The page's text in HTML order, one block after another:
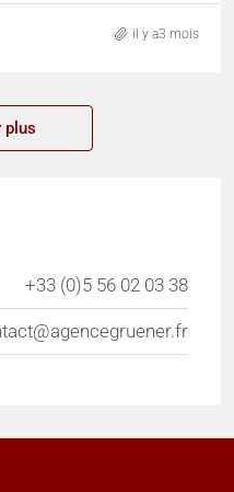
il y a3 mois
plus
+33 (0)5 56 02 03 38